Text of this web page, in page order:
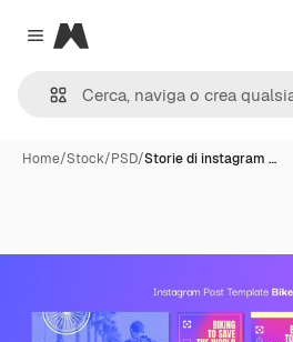
Close menu
Magnific
Home/Stock/PSD/Storie di instagram …